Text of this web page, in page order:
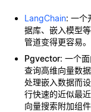
LangChain: 一个
据库、嵌入模型
管道变得更容易。
Pgvector: 一个
查询高维向量数
处理嵌入数据而
行快速的近似最
向量搜索附加组